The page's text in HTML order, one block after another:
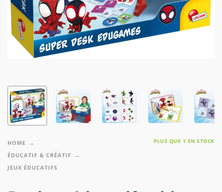
HOME
ÉDUCATIF & CRÉATIF
JEUX ÉDUCATIFS
PLUS QUE 1 EN STOCK